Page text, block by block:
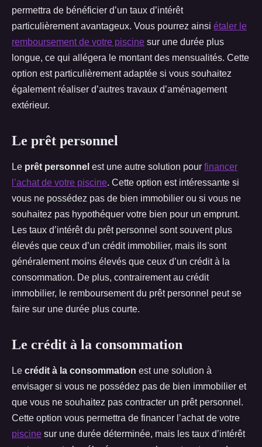
permettra de bénéficier d’un taux d’intérêt
particulièrement avantageux. Vous pourrez ainsi étaler le
remboursement de votre piscine sur une durée plus
longue, ce qui allégera le montant des mensualités. Cette
option est particulièrement adaptée si vous souhaitez
également réaliser d’autres travaux d’aménagement
extérieur.
Le prêt personnel
Le prêt personnel est une autre solution pour financer
l’achat de votre piscine. Cette option est intéressante si
vous ne possédez pas de bien immobilier ou si vous ne
souhaitez pas hypothéquer votre bien pour un emprunt.
Les taux d’intérêt du prêt personnel sont souvent plus
élevés que ceux d’un crédit immobilier, mais ils sont
généralement moins élevés que ceux d’un crédit à la
consommation. De plus, contrairement au crédit
immobilier, le remboursement du prêt personnel peut se
faire sur une durée plus courte.
Le crédit à la consommation
Le crédit à la consommation est une solution à
envisager si vous ne possédez pas de bien immobilier et
que vous ne souhaitez pas contracter un prêt personnel.
Cette option vous permettra de financer l’achat de votre
piscine sur une durée déterminée, mais les taux d’intérêt